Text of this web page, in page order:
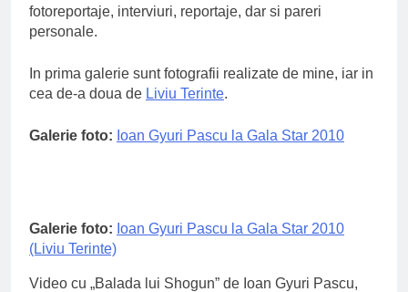
fotoreportaje, interviuri, reportaje, dar si pareri
personale.
In prima galerie sunt fotografii realizate de mine, iar in
cea de-a doua de Liviu Terinte.
Galerie foto: Ioan Gyuri Pascu la Gala Star 2010
Galerie foto: Ioan Gyuri Pascu la Gala Star 2010
(Liviu Terinte)
Video cu „Balada lui Shogun” de Ioan Gyuri Pascu,